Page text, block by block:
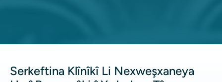
Serkeftina Klînîkî Li Nexweşxaneya